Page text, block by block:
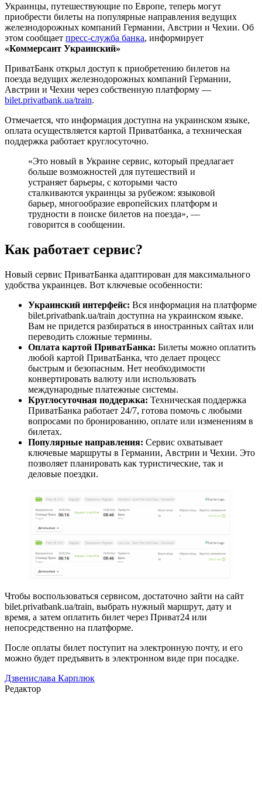
Украинцы, путешествующие по Европе, теперь могут
приобрести билеты на популярные направления ведущих
железнодорожных компаний Германии, Австрии и Чехии. Об
этом сообщает пресс-служба банка, информирует
«Коммерсант Украинский»
ПриватБанк открыл доступ к приобретению билетов на
поезда ведущих железнодорожных компаний Германии,
Австрии и Чехии через собственную платформу —
bilet.privatbank.ua/train.
Отмечается, что информация доступна на украинском языке,
оплата осуществляется картой Приватбанка, а техническая
поддержка работает круглосуточно.
«Это новый в Украине сервис, который предлагает
больше возможностей для путешествий и
устраняет барьеры, с которыми часто
сталкиваются украинцы за рубежом: языковой
барьер, многообразие европейских платформ и
трудности в поиске билетов на поезда», —
говорится в сообщении.
Как работает сервис?
Новый сервис ПриватБанка адаптирован для максимального
удобства украинцев. Вот ключевые особенности:
Украинский интерфейс: Вся информация на платформе
bilet.privatbank.ua/train доступна на украинском языке.
Вам не придется разбираться в иностранных сайтах или
переводить сложные термины.
Оплата картой ПриватБанка: Билеты можно оплатить
любой картой ПриватБанка, что делает процесс
быстрым и безопасным. Нет необходимости
конвертировать валюту или использовать
международные платежные системы.
Круглосуточная поддержка: Техническая поддержка
ПриватБанка работает 24/7, готова помочь с любыми
вопросами по бронированию, оплате или изменениям в
билетах.
Популярные направления: Сервис охватывает
ключевые маршруты в Германии, Австрии и Чехии. Это
позволяет планировать как туристические, так и
деловые поездки.
Чтобы воспользоваться сервисом, достаточно зайти на сайт
bilet.privatbank.ua/train, выбрать нужный маршрут, дату и
время, а затем оплатить билет через Приват24 или
непосредственно на платформе.
После оплаты билет поступит на электронную почту, и его
можно будет предъявить в электронном виде при посадке.
Дзвенислава Карплюк
Редактор